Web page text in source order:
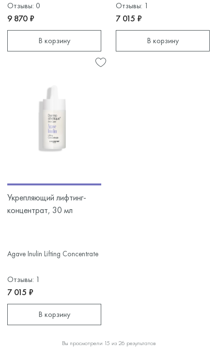
Отзывы: 0
9 870 ₽
В корзину
Отзывы: 1
7 015 ₽
В корзину
Укрепляющий лифтинг-
концентрат, 30 мл
Agave Inulin Lifting Concentrate
Отзывы: 1
7 015 ₽
В корзину
Вы просмотрели 15 из 26 результатов